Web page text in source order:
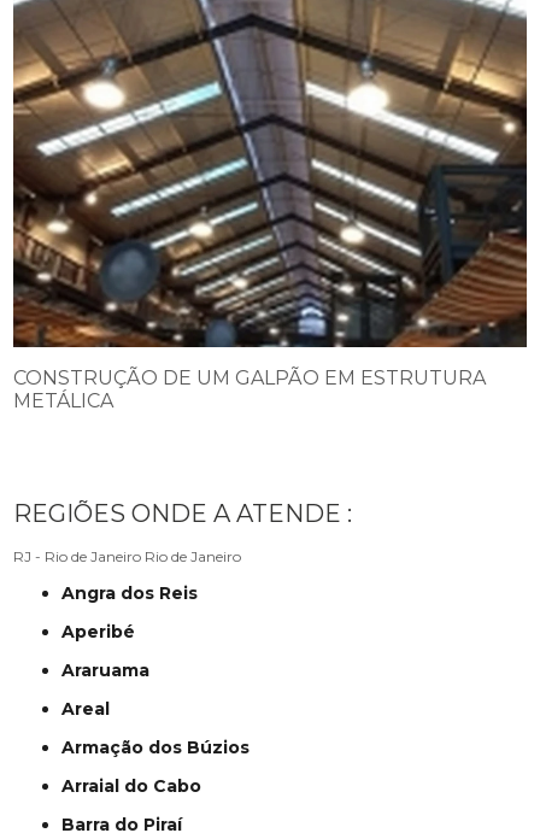
CONSTRUÇÃO DE UM GALPÃO EM ESTRUTURA
METÁLICA
REGIÕES ONDE A ATENDE :
RJ - Rio de Janeiro Rio de Janeiro
Angra dos Reis
Aperibé
Araruama
Areal
Armação dos Búzios
Arraial do Cabo
Barra do Piraí